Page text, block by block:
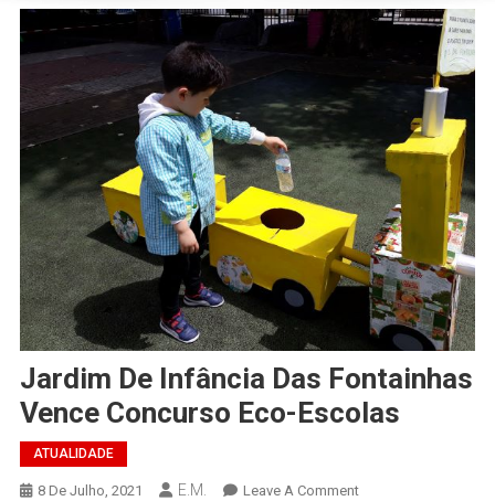
Jardim De Infância Das Fontainhas
Vence Concurso Eco-Escolas
ATUALIDADE
8 De Julho, 2021 E.M. Leave A CommentOn